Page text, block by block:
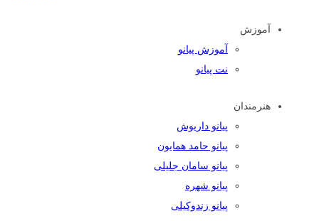
آموزش
آموزش پیانو
نت پیانو
هنرمندان
پیانو داریوش
پیانو حامد همایون
پیانو سامان جلیلی
پیانو شهره
پیانو زندوکیلی